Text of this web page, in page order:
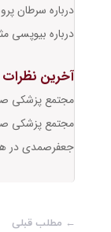
درباره سرطان
درباره بیوپسی
آخرین نظرات
مجتمع پزشکی
مجتمع پزشکی
جعفرصمدیدر
← مطلب قبلی